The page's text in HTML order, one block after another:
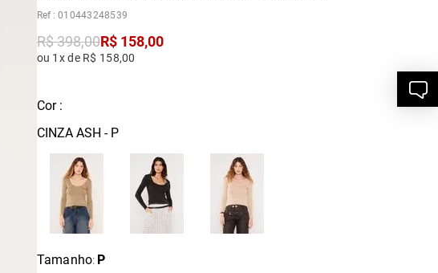
:010443248539
R$398,00R$ 158,00
ou 1x de R$ 158,00
Cor :
CINZA ASH - P
Tamanho: P